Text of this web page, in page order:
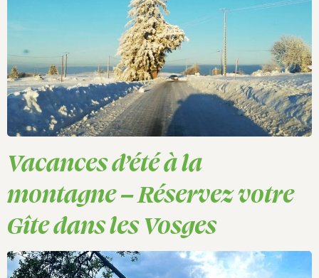
Vacances d’été à la
montagne – Réservez votre
Gîte dans les Vosges